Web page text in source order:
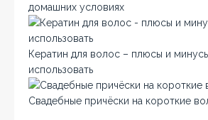
домашних условиях
Кератин для волос – плюсы и
использовать
Свадебные причёски на короткие